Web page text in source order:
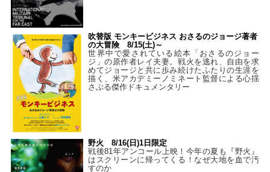
吹替版 モンキービジネス おさるのジョージ著者
の大冒険 8/15(土)～
世界中で愛されている絵本「おさるのジョー
ジ」の原作者レイ夫妻。戦火を逃れ、自由を求
めてジョージと共に歩み続けたふたりの生涯を
描く、米アカデミーノミネート監督による心揺
さぶる傑作ドキュメンタリー
野火 8/16(日)1日限定
戦後81年アンコール上映！今年の夏も『野火』
はスクリーンに帰ってくる！なぜ大地を血で汚
すのか